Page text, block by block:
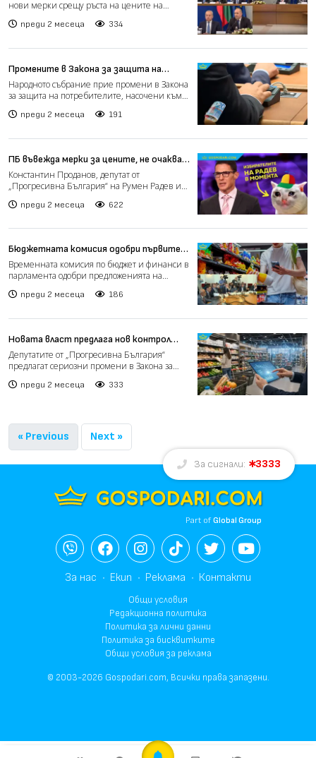
нови мерки срещу ръста на цените на
преди 2 месеца 334
Промените в Закона за защита на
потребителите минаха в парламента
(видео)
Народното събрание прие промени в Закона
за защита на потребителите, насочени към
преди 2 месеца 191
ПБ въвежда мерки за цените, не очакват
да има ефект (видео)
Константин Проданов, депутат от
„Прогресивна България“ на Румен Радев и
преди 2 месеца 622
Бюджетната комисия одобри първите
мерки срещу високите цени (видео)
Временната комисия по бюджет и финанси в
парламента одобри предложенията на
преди 2 месеца 186
Новата власт предлага нов контрол
върху цените и солени глоби за
търговците (видео)
Депутатите от „Прогресивна България“
предлагат сериозни промени в Закона за
преди 2 месеца 333
« Previous Next »
За сигнали: 3333
Part ofGlobal Group
За нас Екип Реклама Контакти
Общи условия
Редакционна политика
Политика за лични данни
Политика за бисквитките
Общи условия за реклама
© 2003-2026 Gospodari.com, Всички права запазени.